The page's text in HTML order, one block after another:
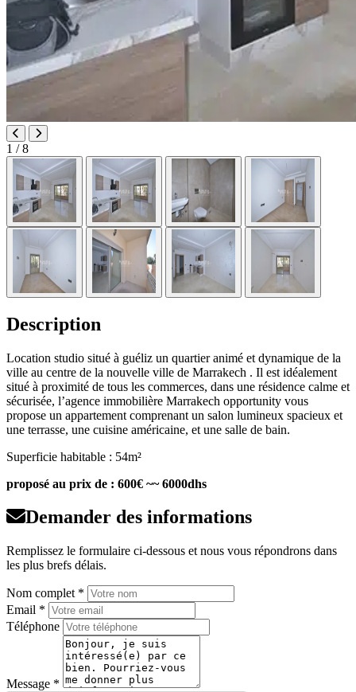
1 / 8
Description
Location studio situé à guéliz un quartier animé et dynamique de la
ville au centre de la nouvelle ville de Marrakech . Il est idéalement
situé à proximité de tous les commerces, dans une résidence calme et
sécurisée, l’agence immobilière Marrakech opportunity vous
propose un appartement comprenant un salon lumineux spacieux et
une terrasse, une cuisine américaine, et une salle de bain.
Superficie habitable : 54m²
proposé au prix de : 600€ ~~ 6000dhs
Demander des informations
Remplissez le formulaire ci-dessous et nous vous répondrons dans
les plus brefs délais.
Nom complet *
Email *
Téléphone
Message *